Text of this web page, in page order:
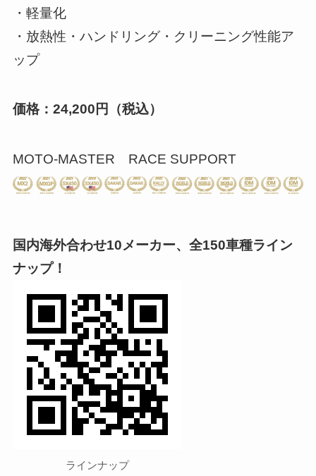
・軽量化
・放熱性・ハンドリング・クリーニング性能ア
ップ
価格：24,200円（税込）
MOTO-MASTER RACE SUPPORT
国内海外合わせ10メーカー、全150車種ライン
ナップ！
ラインナップ